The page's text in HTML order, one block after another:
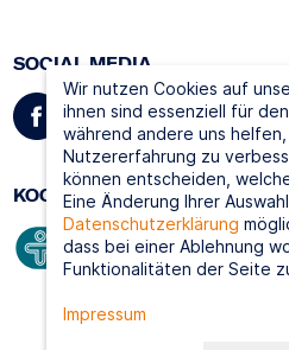
SOCIAL MEDIA
KOOPERATIONSPARTNER
Wir nutzen Cookies auf
ihnen sind essenziell für
während andere uns
Nutzererfahrung zu
können entscheiden,
Eine Änderung Ihrer
Datenschutzerklärung
dass bei einer Ablehnung
Funktionalitäten der Seite
Impressum